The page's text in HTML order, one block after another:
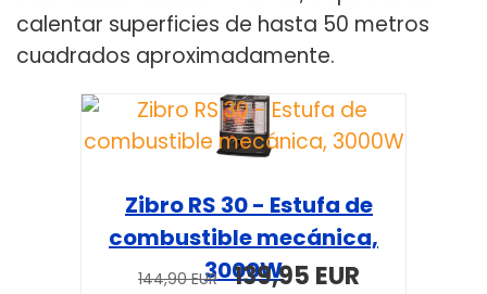
calentar superficies de hasta 50 metros
cuadrados aproximadamente.
Zibro RS 30 - Estufa de
combustible mecánica,
3000W
144,90 EUR 139,95 EUR